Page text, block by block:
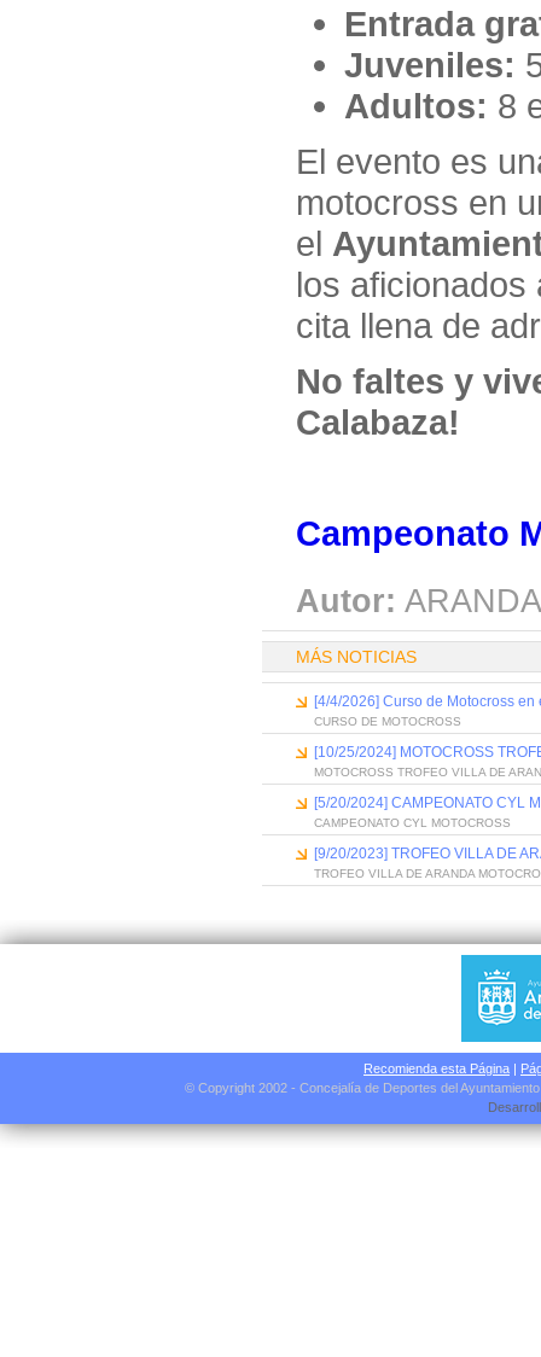
Entrada
Juveniles:
Adultos: 8
El evento es
motocross en
el
los aficionados
cita llena de
No faltes y
Calabaza!
Campeonato
Autor:
MÁS NOTICIAS
[4/4/2026] Curso de Motocross
CURSO DE MOTOCROSS
[10/25/2024] MOTOCROSS
MOTOCROSS TROFEO VILLA DE
[5/20/2024] CAMPEONATO CYL
CAMPEONATO CYL MOTOCROSS
[9/20/2023] TROFEO VILLA DE
TROFEO VILLA DE ARANDA
Recomienda esta Página |
© Copyright 2002 - Concejalía de Deportes del